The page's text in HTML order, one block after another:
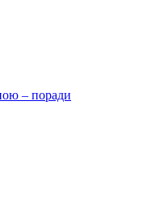
– поради